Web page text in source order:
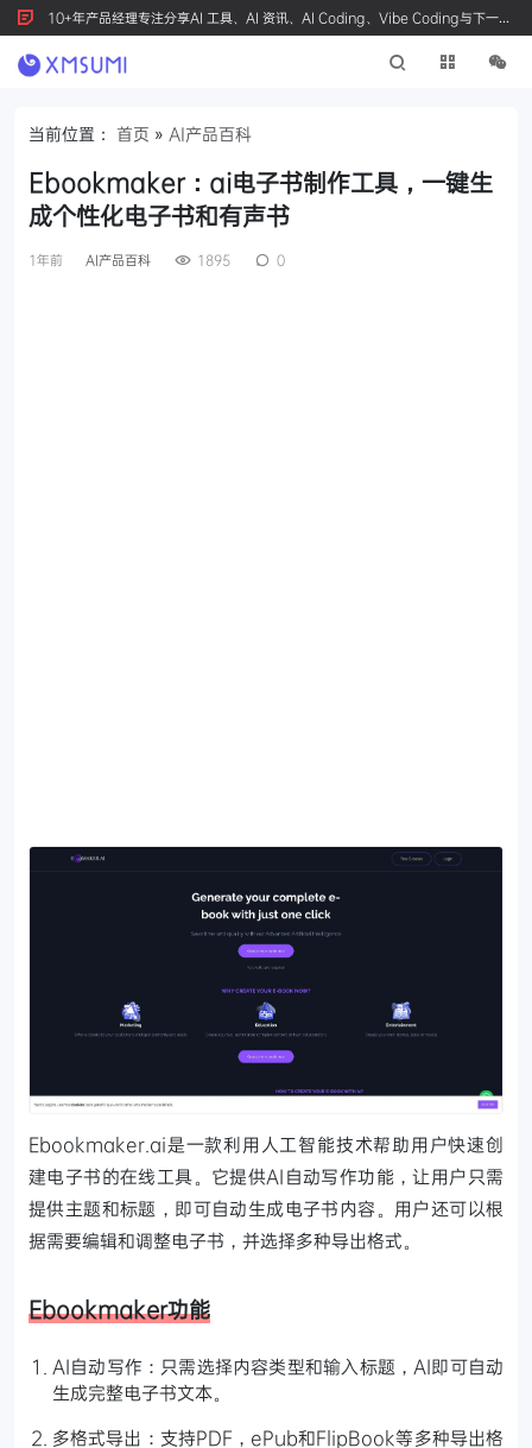
10+年产品经理专注分享AI 工具、AI 资讯、AI Coding、Vibe Coding与下一代
产品创新，按 Ctrl+D 收藏我们
当前位置： 首页 » AI产品百科
Ebookmaker：ai电子书制作工具，一键生
成个性化电子书和有声书
1年前 AI产品百科 1895 0
Ebookmaker.ai是一款利用人工智能技术帮助用户快速创
建电子书的在线工具。它提供AI自动写作功能，让用户只需
提供主题和标题，即可自动生成电子书内容。用户还可以根
据需要编辑和调整电子书，并选择多种导出格式。
Ebookmaker功能
AI自动写作：只需选择内容类型和输入标题，AI即可自动
生成完整电子书文本。
多格式导出：支持PDF，ePub和FlipBook等多种导出格